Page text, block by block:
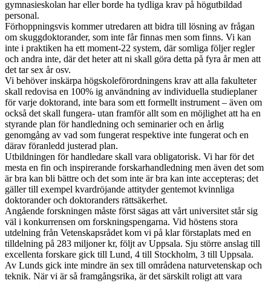
gymnasieskolan har eller borde ha tydliga krav på högutbildad
personal.
Förhoppningsvis kommer utredaren att bidra till lösning av frågan
om skuggdoktorander, som inte får finnas men som finns. Vi kan
inte i praktiken ha ett moment-22 system, där somliga följer regler
och andra inte, där det heter att ni skall göra detta på fyra år men att
det tar sex år osv.
Vi behöver inskärpa högskoleförordningens krav att alla fakulteter
skall redovisa en 100% ig användning av individuella studieplaner
för varje doktorand, inte bara som ett formellt instrument – även om
också det skall fungera- utan framför allt som en möjlighet att ha en
styrande plan för handledning och seminarier och en årlig
genomgång av vad som fungerat respektive inte fungerat och en
därav föranledd justerad plan.
Utbildningen för handledare skall vara obligatorisk. Vi har för det
mesta en fin och inspirerande forskarhandledning men även det som
är bra kan bli bättre och det som inte är bra kan inte accepteras; det
gäller till exempel kvardröjande attityder gentemot kvinnliga
doktorander och doktoranders rättsäkerhet.
Angående forskningen måste först sägas att vårt universitet står sig
väl i konkurrensen om forskningspengarna. Vid höstens stora
utdelning från Vetenskapsrådet kom vi på klar förstaplats med en
tilldelning på 283 miljoner kr, följt av Uppsala. Sju större anslag till
excellenta forskare gick till Lund, 4 till Stockholm, 3 till Uppsala.
Av Lunds gick inte mindre än sex till områdena naturvetenskap och
teknik. När vi är så framgångsrika, är det särskilt roligt att vara